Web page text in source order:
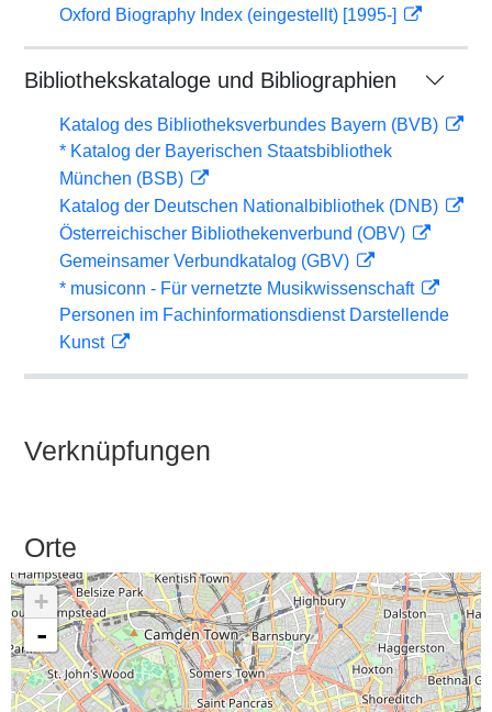
Oxford Biography Index (eingestellt) [1995-]
Bibliothekskataloge und Bibliographien
Katalog des Bibliotheksverbundes Bayern (BVB)
* Katalog der Bayerischen Staatsbibliothek
München (BSB)
Katalog der Deutschen Nationalbibliothek (DNB)
Österreichischer Bibliothekenverbund (OBV)
Gemeinsamer Verbundkatalog (GBV)
* musiconn - Für vernetzte Musikwissenschaft
Personen im Fachinformationsdienst Darstellende
Kunst
Verknüpfungen
Orte
+
-